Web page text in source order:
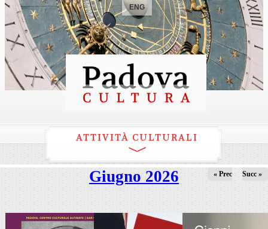
ENG
ATTIVITÀ CULTURALI
Giugno 2026 « Prec Succ »